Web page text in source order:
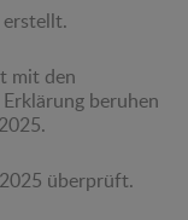
mit den
beruhen
überprüft.